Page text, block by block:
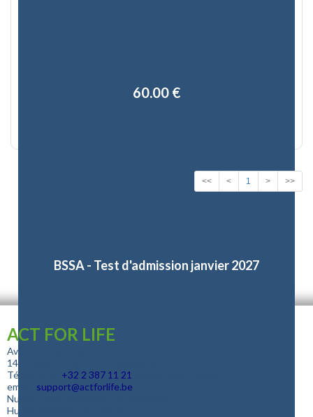
60,00 €
BSSA - Test d'admission janvier 2027
<< < 1 > >>
ACT FOR LIFE
Avenue de la Paix 3
1420 BRAINE L'ALLEUD - Belgique
Téléphone :
+32 2 387 11 21
email : support@actforlife.be
Numéro d'entreprise
Human Pragma Concept asbl